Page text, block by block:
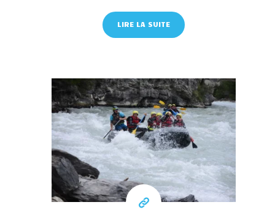
LIRE LA SUITE
A partir de50 €